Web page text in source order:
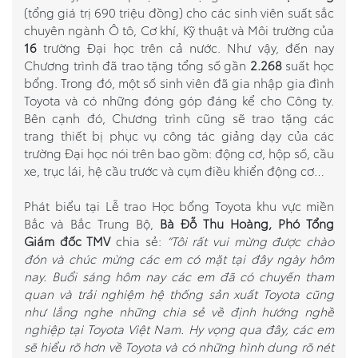
(tổng giá trị 690 triệu đồng) cho các sinh viên suất sắc
chuyên ngành Ô tô, Cơ khí, Kỹ thuật và Môi trường của
16trường Đại học trên cả nước. Như vậy, đến nay
Chương trình đã trao tặng tổng số gần 2.268suất học
bổng. Trong đó, một số sinh viên đã gia nhập gia đình
Toyota và có những đóng góp đáng kể cho Công ty.
Bên cạnh đó, Chương trình cũng sẽ trao tặng các
trang thiết bị phục vụ công tác giảng dạy của các
trường Đại học nói trên bao gồm: động cơ, hộp số, cầu
xe, trục lái, hệ cầu trước và cụm điều khiển động cơ…
Phát biểu tại Lễ trao Học bổng Toyota khu vực miền
Bắc và Bắc Trung Bộ, Bà Đỗ Thu Hoàng, Phó Tổng
Giám đốc TMVchia sẻ: “Tôi rất vui mừng được chào
đón và chúc mừng các em có mặt tại đây ngày hôm
nay. Buổi sáng hôm nay các em đã có chuyến tham
quan và trải nghiệm hệ thống sản xuất Toyota cũng
như lắng nghe những chia sẻ về định hướng nghề
nghiệp tại Toyota Việt Nam. Hy vọng qua đây, các em
sẽ hiểu rõ hơn về Toyota và có những hình dung rõ nét